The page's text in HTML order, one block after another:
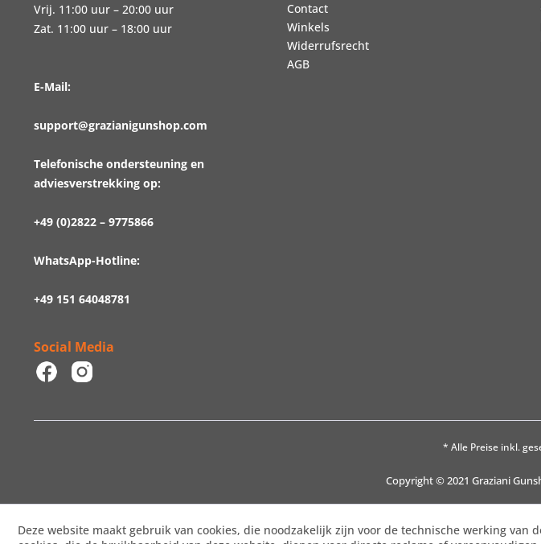
Vrij. 11:00 uur – 20:00 uur
Zat. 11:00 uur – 18:00 uur
E-Mail:
support@grazianigunshop.com
Telefonische ondersteuning en
adviesverstrekking op:
+49 (0)2822 – 9775866
WhatsApp-Hotline:
+49 151 64048781
Social Media
Contact
Winkels
Widerrufsrecht
AGB
* Alle Preise inkl.
Copyright © 2021 Graziani
Deze website maakt gebruik van cookies, die noodzakelijk zijn voor de technische werking van